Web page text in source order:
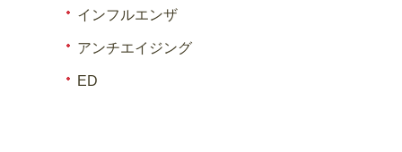
インフルエンザ
アンチエイジング
ED